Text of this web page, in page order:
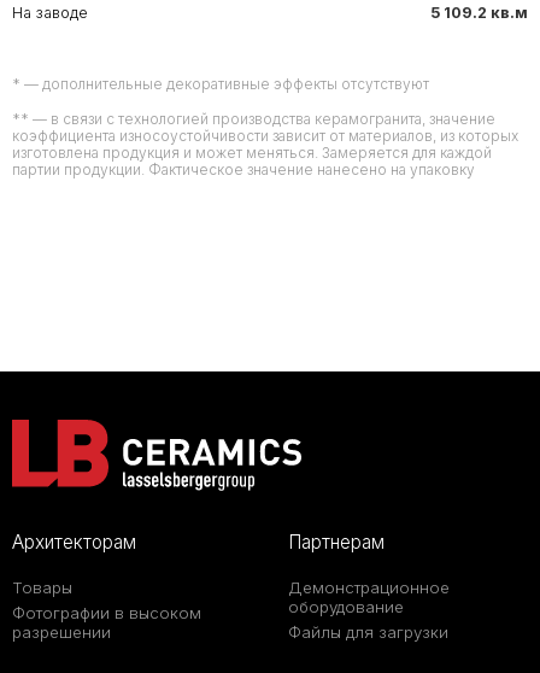
На заводе 5 109.2 кв.м
* — дополнительные декоративные эффекты отсутствуют
** — в связи с технологией производства керамогранита, значение
коэффициента износоустойчивости зависит от материалов, из которых
изготовлена продукция и может меняться. Замеряется для каждой
партии продукции. Фактическое значение нанесено на упаковку
Архитекторам
Товары
Фотографии в высоком
разрешении
Партнерам
Демонстрационное
оборудование
Файлы для загрузки